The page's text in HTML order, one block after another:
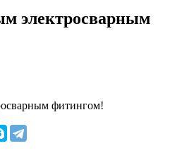
электросварным
фитингом!